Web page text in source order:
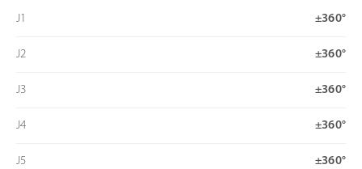
J1 ±360°
J2 ±360°
J3 ±360°
J4 ±360°
J5 ±360°